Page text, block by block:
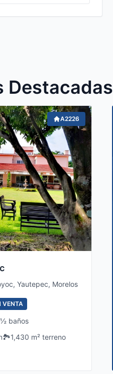
Destacadas
A2226
Yautepec, Morelos
VENTA
baños
🏞️1,430 m² terreno